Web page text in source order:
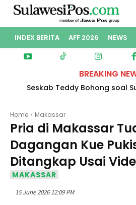
INDEX BERITA AFF 2026 NEWS
BREAKING
Seskab Teddy Bohong soal
Benarkah?
Home Makassar
Pria di Makassar
Dagangan Kue
Ditangkap Usai
MAKASSAR
15 June 2026 12:09 PM